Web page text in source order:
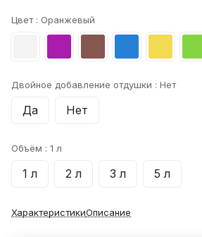
Цвет : Оранжевый
Двойное добавление отдушки : Нет
Да Нет
Объём : 1 л
1 л 2 л 3 л 5 л
ХарактеристикиОписание